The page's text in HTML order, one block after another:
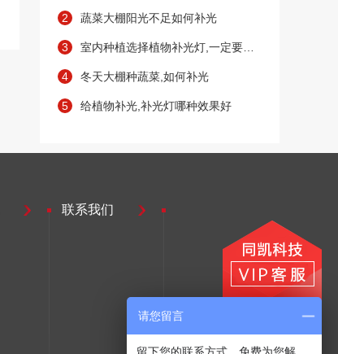
2 蔬菜大棚阳光不足如何补光
3
4 冬天大棚种蔬菜,如何补光
5 给植物补光,补光灯哪种效果好
联系我们
请您留言